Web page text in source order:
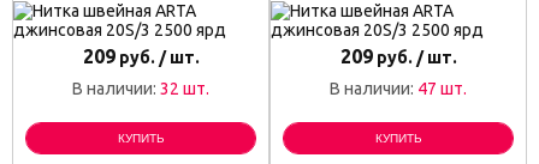
209руб. / шт.
В наличии: 32 шт.
КУПИТЬ
209руб. / шт.
В наличии: 47 шт.
КУПИТЬ